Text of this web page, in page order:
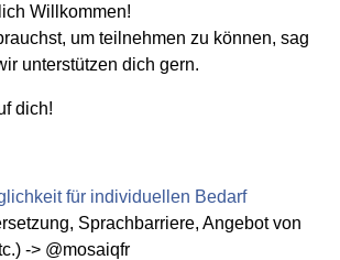
Willkommen!
um teilnehmen zu können, sag
unterstützen dich gern.
dich!
für individuellen Bedarf
Sprachbarriere, Angebot von
-> @mosaiqfr